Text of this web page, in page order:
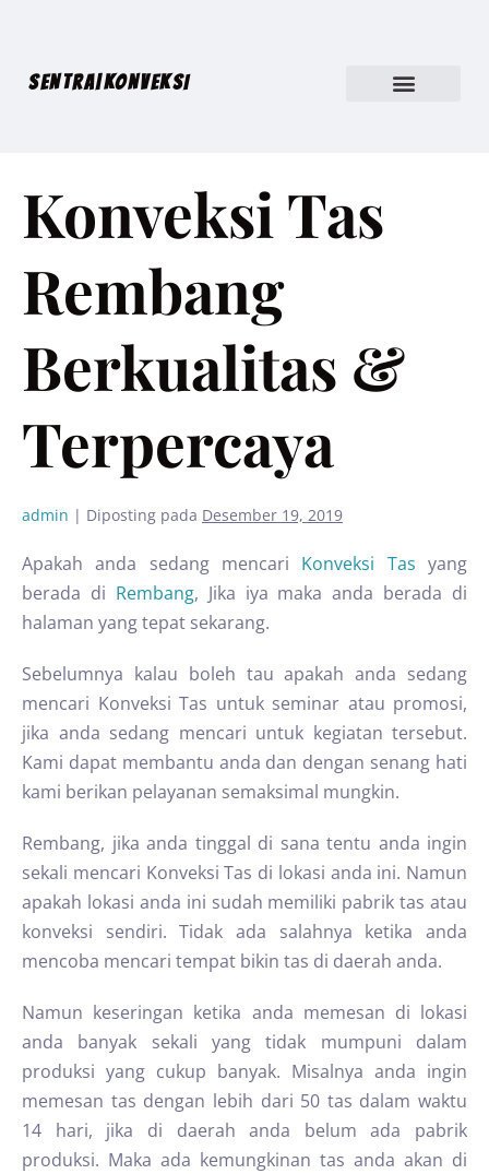
SENTRA|KONVEKSI
Konveksi Tas
Rembang
Berkualitas &
Terpercaya
admin | Diposting pada Desember 19, 2019
Apakah anda sedang mencari Konveksi Tas yang
berada di Rembang, Jika iya maka anda berada di
halaman yang tepat sekarang.
Sebelumnya kalau boleh tau apakah anda sedang
mencari Konveksi Tas untuk seminar atau promosi,
jika anda sedang mencari untuk kegiatan tersebut.
Kami dapat membantu anda dan dengan senang hati
kami berikan pelayanan semaksimal mungkin.
Rembang, jika anda tinggal di sana tentu anda ingin
sekali mencari Konveksi Tas di lokasi anda ini. Namun
apakah lokasi anda ini sudah memiliki pabrik tas atau
konveksi sendiri. Tidak ada salahnya ketika anda
mencoba mencari tempat bikin tas di daerah anda.
Namun keseringan ketika anda memesan di lokasi
anda banyak sekali yang tidak mumpuni dalam
produksi yang cukup banyak. Misalnya anda ingin
memesan tas dengan lebih dari 50 tas dalam waktu
14 hari, jika di daerah anda belum ada pabrik
produksi. Maka ada kemungkinan tas anda akan di